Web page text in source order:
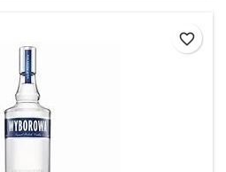
favorite_border